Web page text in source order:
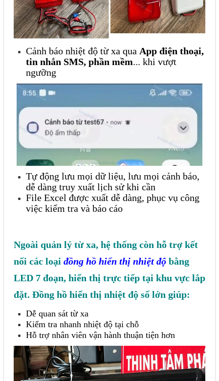
Cảnh báo nhiệt độ từ xa qua App điện thoại,
tin nhắn SMS, phần mềm... khi vượt
ngưỡng
Tự động lưu mọi dữ liệu, lưu mọi cảnh báo,
dễ dàng truy xuất lịch sử khi cần
File Excel được xuất dễ dàng, phục vụ công
việc kiểm tra và báo cáo
Ngoài quản lý từ xa, hệ thống còn hỗ trợ kết
nối các loại đồng hồ hiển thị nhiệt độ bằng
LED 7 đoạn, hiển thị trực tiếp tại khu vực lắp
đặt. Đồng hồ hiển thị nhiệt độ số lớn giúp:
Dễ quan sát từ xa
Kiểm tra nhanh nhiệt độ tại chỗ
Hỗ trợ nhân viên vận hành thuận tiện hơn